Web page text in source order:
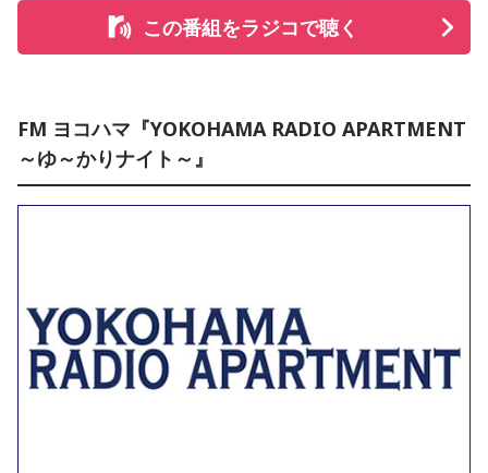
この番組をラジコで聴く
FM ヨコハマ『YOKOHAMA RADIO APARTMENT
～ゆ～かりナイト～』